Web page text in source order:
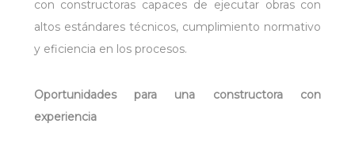
con constructoras capaces de ejecutar obras con
altos estándares técnicos, cumplimiento normativo
y eficiencia en los procesos.
Oportunidades para una constructora con
experiencia